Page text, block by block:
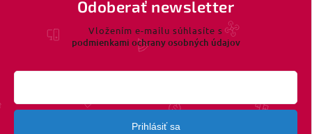
Odoberať newsletter
Vložením e-mailu súhlasíte s
podmienkami ochrany osobných údajov
Prihlásiť sa